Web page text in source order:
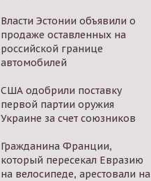
Власти Эстонии объявили о
продаже оставленных на
российской границе
автомобилей
США одобрили поставку
первой партии оружия
Украине за счет союзников
Гражданина Франции,
который пересекал Евразию
на велосипеде, арестовали на